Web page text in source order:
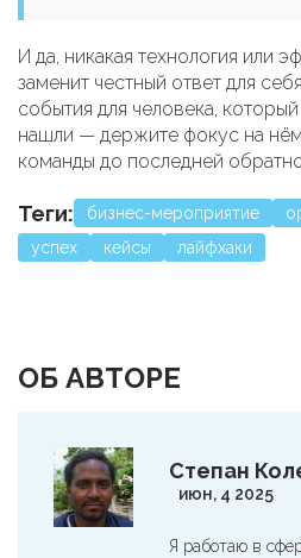
И да, никакая технология или
заменит честный ответ для
события для человека,
нашли — держите фокус на
команды до последней
Теги: бизнес-мероприятие
успех
кейсы лайфхаки
ОБ АВТОРЕ
Степан
июн, 4 2025
Я работаю в